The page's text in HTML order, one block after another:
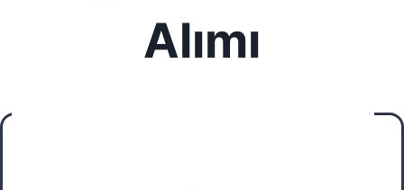
Alımı